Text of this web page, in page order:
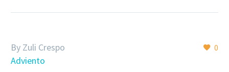
0
By Zuli Crespo
Adviento